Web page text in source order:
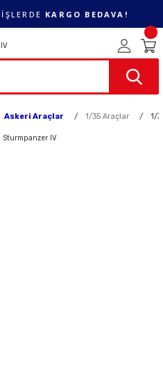
KARGO BEDAVA!
Askeri Araçlar 1/35 Araçlar 1/